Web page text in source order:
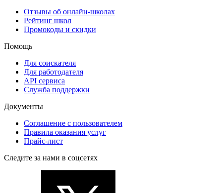
Отзывы об онлайн-школах
Рейтинг школ
Промокоды и скидки
Помощь
Для соискателя
Для работодателя
API сервиса
Служба поддержки
Документы
Соглашение с пользователем
Правила оказания услуг
Прайс-лист
Следите за нами в соцсетях